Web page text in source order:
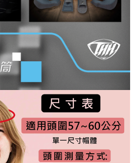
公司提供之「AFTEE先享後付」服務完成之交
供個人資料，並將交易相關給付款項請求債
司。
得法定代理人或監護人之同意方可使用
同意申辦者引起之損失，本公司不負相關責
時，將依據個別帳號之用戶狀況，依本公司即
若仍有額度不足之情形，本公司將視審查結果
使用他人資訊註冊。若發現惡意使用之情形，
停止該用戶之使用額度並採取法律行動。
含以上)免運費